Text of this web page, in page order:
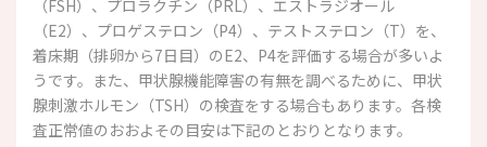
（FSH）、プロラクチン（PRL）、エストラジオール
（E2）、プロゲステロン（P4）、テストステロン（T）を、
着床期（排卵から7日目）のE2、P4を評価する場合が多いよ
うです。また、甲状腺機能障害の有無を調べるために、甲状
腺刺激ホルモン（TSH）の検査をする場合もあります。各検
査正常値のおおよその目安は下記のとおりとなります。